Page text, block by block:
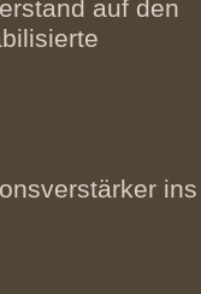
auf den
ins